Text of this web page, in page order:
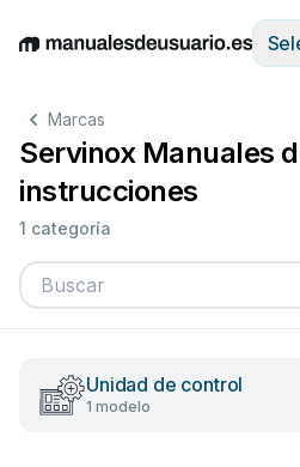
EnglishDeutschEspañolItaliano
Marcas
Servinox Manuales
instrucciones
1 categoría
Unidad de control
1 modelo